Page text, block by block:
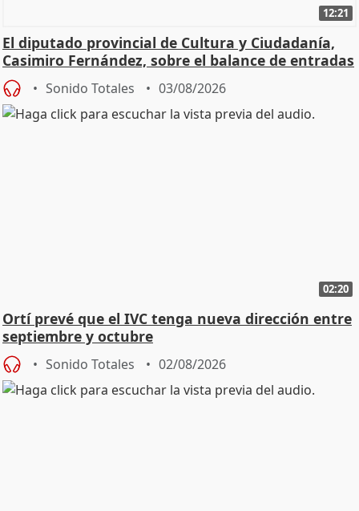
12:21
El diputado provincial de Cultura y Ciudadanía,
Casimiro Fernández, sobre el balance de entradas
Sonido Totales 03/08/2026
02:20
Ortí prevé que el IVC tenga nueva dirección entre
septiembre y octubre
Sonido Totales 02/08/2026